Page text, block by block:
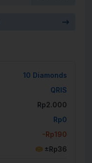
10 Diamonds
QRIS
Rp2.000
Rp0
-Rp190
±Rp36